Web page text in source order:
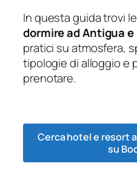
In questa guida trovi le
dormire ad Antigua e
pratici su atmosfera,
tipologie di alloggio e
prenotare.
Cerca hotel e resort
su